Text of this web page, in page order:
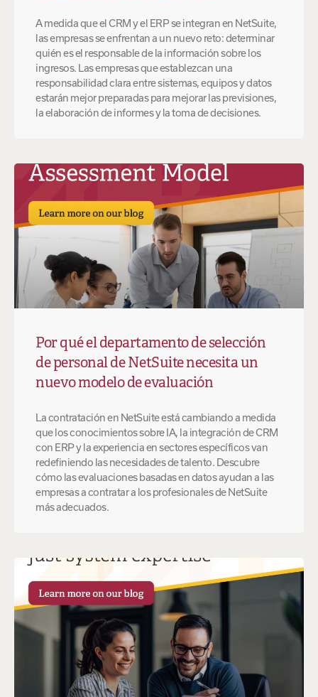
A medida que el CRM y el ERP se integran en NetSuite,
las empresas se enfrentan a un nuevo reto: determinar
quién es el responsable de la información sobre los
ingresos. Las empresas que establezcan una
responsabilidad clara entre sistemas, equipos y datos
estarán mejor preparadas para mejorar las previsiones,
la elaboración de informes y la toma de decisiones.
Por qué el departamento de selección
de personal de NetSuite necesita un
nuevo modelo de evaluación
La contratación en NetSuite está cambiando a medida
que los conocimientos sobre IA, la integración de CRM
con ERP y la experiencia en sectores específicos van
redefiniendo las necesidades de talento. Descubre
cómo las evaluaciones basadas en datos ayudan a las
empresas a contratar a los profesionales de NetSuite
más adecuados.